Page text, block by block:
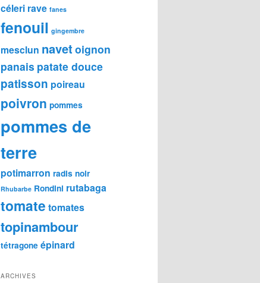
céleri rave fanes
fenouil gingembre
mesclun navet oignon
panais patate douce
patisson poireau
poivron pommes
pommes de
terre
potimarron radis noir
Rhubarbe Rondini rutabaga
tomate tomates
topinambour
tétragone épinard
ARCHIVES